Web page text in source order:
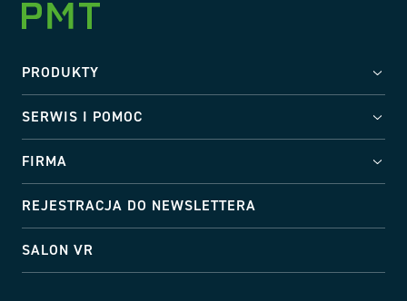
PRODUKTY
SERWIS I POMOC
FIRMA
REJESTRACJA DO NEWSLETTERA
SALON VR